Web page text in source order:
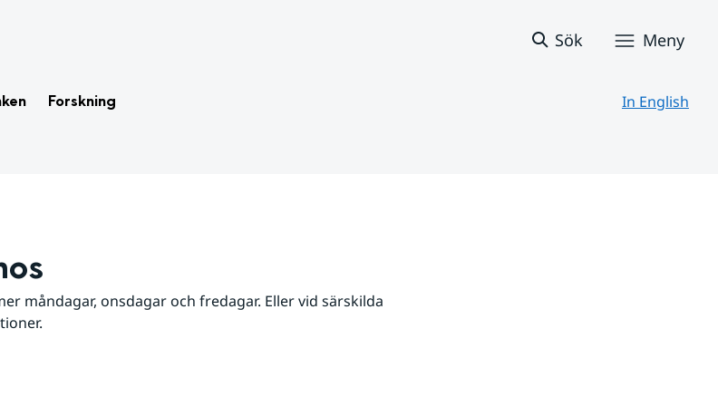
Sök Meny
Forskning In English
måndagar, onsdagar och fredagar. Eller vid särskilda